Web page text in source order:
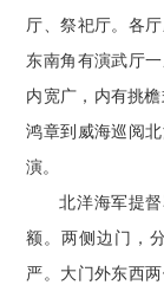
厅、祭祀厅。各
东南角有演武厅
内宽广，内有挑
鸿章到威海巡阅
演。
北洋海军提
额。两侧边门，
严。大门外东西